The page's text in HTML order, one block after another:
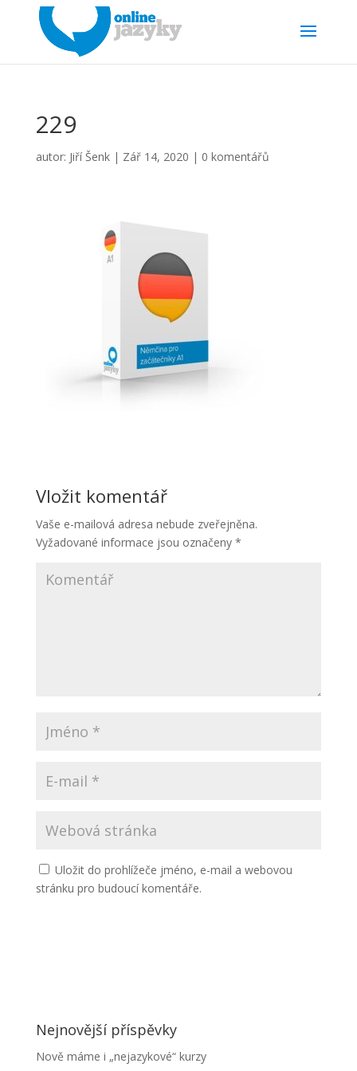
229
autor: Jiří Šenk| Zář 14, 2020 | 0 komentářů
Vložit komentář
Vaše e-mailová adresa nebude zveřejněna.
Vyžadované informace jsou označeny *
Uložit do prohlížeče jméno, e-mail a webovou
stránku pro budoucí komentáře.
Nejnovější příspěvky
Nově máme i „nejazykové“ kurzy